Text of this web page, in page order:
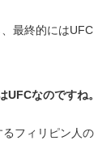
最終的にはUFC
なのですね。
るフィリピン人の